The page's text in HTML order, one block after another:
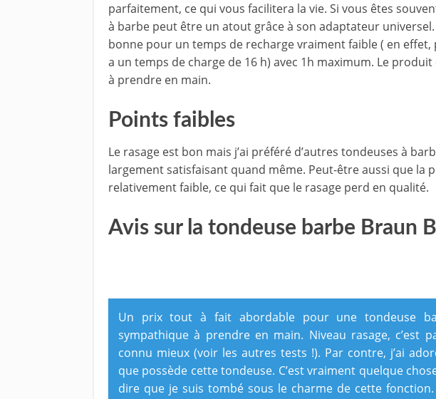
parfaitement, ce qui vous facilitera la vie. Si vous êtes
à barbe peut être un atout grâce à son adaptateur
bonne pour un temps de recharge vraiment faible ( en
a un temps de charge de 16 h) avec 1h maximum. Le
à prendre en main.
Points faibles
Le rasage est bon mais j’ai préféré d’autres tondeuses à
largement satisfaisant quand même. Peut-être aussi que la
relativement faible, ce qui fait que le rasage perd en qualité.
Avis sur la tondeuse barbe Braun
Un prix tout à fait abordable pour une tondeuse
sympathique à prendre en main. Niveau rasage, c’est
connu mieux (voir les autres tests !). Par contre, j’ai
que possède cette tondeuse. C’est vraiment quelque
dire que je suis tombé sous le charme de cette fonction.